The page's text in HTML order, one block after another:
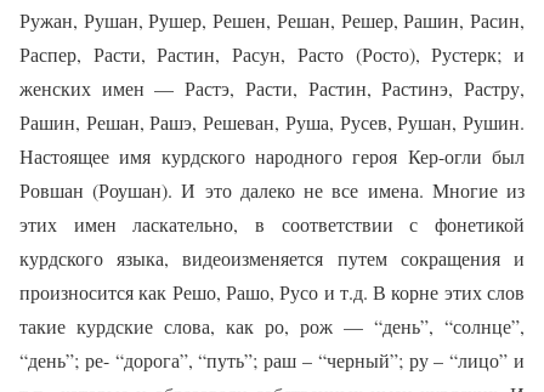
Ружан, Рушан, Рушер, Решен, Решан, Решер, Рашин, Расин,
Распер, Расти, Растин, Расун, Расто (Росто), Рустерк; и
женских имен — Растэ, Расти, Растин, Растинэ, Растру,
Рашин, Решан, Рашэ, Решеван, Руша, Русев, Рушан, Рушин.
Настоящее имя курдского народного героя Кер-огли был
Ровшан (Роушан). И это далеко не все имена. Многие из
этих имен ласкательно, в соответствии с фонетикой
курдского языка, видеоизменяется путем сокращения и
произносится как Решо, Рашо, Русо и т.д. В корне этих слов
такие курдские слова, как ро, рож — “день”, “солнце”,
“день”; ре- “дорога”, “путь”; раш – “черный”; ру – “лицо” и